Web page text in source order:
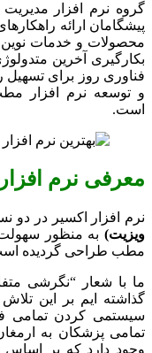
گروه نرم افزار
پیشگامان ارائه
محصولات و خدمات نوین
بکارگیری آخرین
فناوری روز برای تسهیل
و توسعه نرم افزار
است.
معرفی نرم
نرم افزار اکسیر در دو
ویزیت) به منظور
مطب طراحی گردیده
ما با شعار “نگرشی
گذاشته ایم بر این
سیستمی کردن تمامی
تمامی پزشکان به
وجود دارد که بر اساس